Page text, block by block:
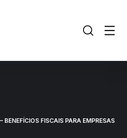
BENEFÍCIOS FISCAIS PARA EMPRESAS